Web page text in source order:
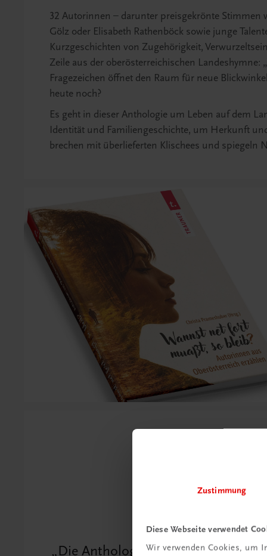
Zustimmung
Diese Webseite verwendet
Wir verwenden Cookies, um
32 Autorinnen – darunter preisgekrönte Stimmen
Gölz oder Elisabeth Rathenböck sowie junge
Kurzgeschichten von Zugehörigkeit,
Zeile aus der oberösterreichischen
Fragezeichen öffnet den Raum für neue
heute noch?
Es geht in dieser Anthologie um Leben auf dem
Identität und Familiengeschichte, um Herkunft
brechen mit überlieferten Klischees und spiegeln
Die Anthologie versammelt